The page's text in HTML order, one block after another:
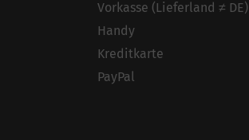
Vorkasse (Lieferland ≠ DE)
Handy
Kreditkarte
PayPal